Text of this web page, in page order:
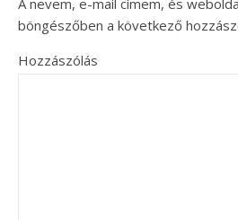
A nevem, e-mail címem, és
böngészőben a következő
Hozzászólás